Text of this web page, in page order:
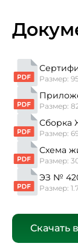
Размер:
Размер:
Сборка
Размер:
Схема
Размер:
ЭЗ №
Размер:
Скачать